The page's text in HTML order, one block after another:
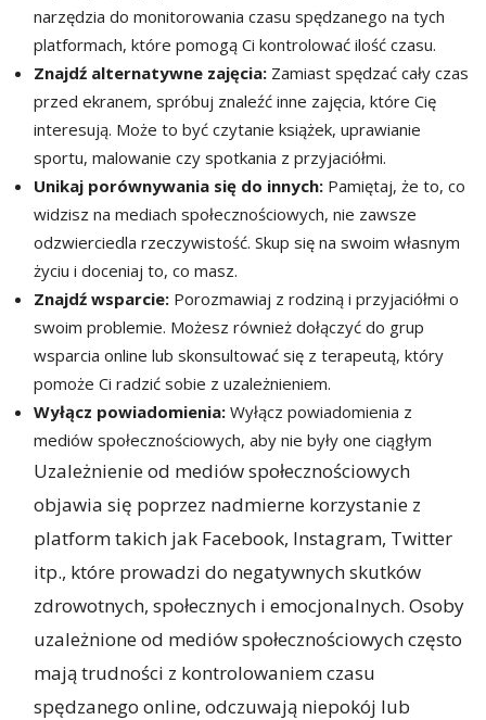
narzędzia do monitorowania czasu spędzanego na tych
platformach, które pomogą Ci kontrolować ilość czasu.
Znajdź alternatywne zajęcia: Zamiast spędzać cały czas
przed ekranem, spróbuj znaleźć inne zajęcia, które Cię
interesują. Może to być czytanie książek, uprawianie
sportu, malowanie czy spotkania z przyjaciółmi.
Unikaj porównywania się do innych: Pamiętaj, że to, co
widzisz na mediach społecznościowych, nie zawsze
odzwierciedla rzeczywistość. Skup się na swoim własnym
życiu i doceniaj to, co masz.
Znajdź wsparcie: Porozmawiaj z rodziną i przyjaciółmi o
swoim problemie. Możesz również dołączyć do grup
wsparcia online lub skonsultować się z terapeutą, który
pomoże Ci radzić sobie z uzależnieniem.
Wyłącz powiadomienia: Wyłącz powiadomienia z
mediów społecznościowych, aby nie były one ciągłym
Uzależnienie od mediów społecznościowych
objawia się poprzez nadmierne korzystanie z
platform takich jak Facebook, Instagram, Twitter
itp., które prowadzi do negatywnych skutków
zdrowotnych, społecznych i emocjonalnych. Osoby
uzależnione od mediów społecznościowych często
mają trudności z kontrolowaniem czasu
spędzanego online, odczuwają niepokój lub